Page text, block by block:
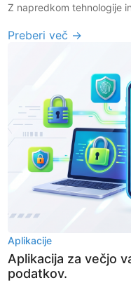
Z napredkom tehnologije
Preberi več →
Aplikacije
Aplikacija za večjo
podatkov.